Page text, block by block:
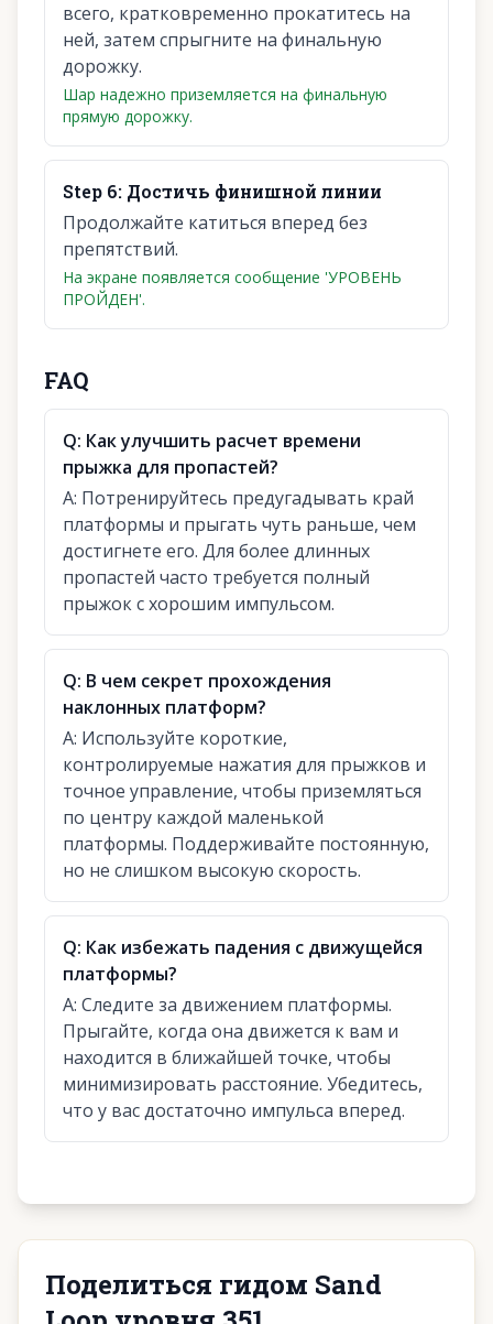
всего, кратковременно прокатитесь на
ней, затем спрыгните на финальную
дорожку.
Шар надежно приземляется на финальную
прямую дорожку.
Step 6: Достичь финишной линии
Продолжайте катиться вперед без
препятствий.
На экране появляется сообщение 'УРОВЕНЬ
ПРОЙДЕН'.
FAQ
Q: Как улучшить расчет времени
прыжка для пропастей?
A: Потренируйтесь предугадывать край
платформы и прыгать чуть раньше, чем
достигнете его. Для более длинных
пропастей часто требуется полный
прыжок с хорошим импульсом.
Q: В чем секрет прохождения
наклонных платформ?
A: Используйте короткие,
контролируемые нажатия для прыжков и
точное управление, чтобы приземляться
по центру каждой маленькой
платформы. Поддерживайте постоянную,
но не слишком высокую скорость.
Q: Как избежать падения с движущейся
платформы?
A: Следите за движением платформы.
Прыгайте, когда она движется к вам и
находится в ближайшей точке, чтобы
минимизировать расстояние. Убедитесь,
что у вас достаточно импульса вперед.
Поделиться гидом Sand